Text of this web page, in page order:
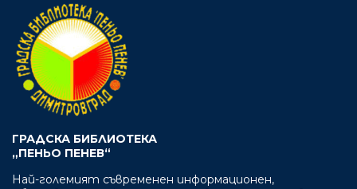
ГРАДСКА БИБЛИОТЕКА
„ПЕНЬО ПЕНЕВ“
Най-големият съвременен информационен,